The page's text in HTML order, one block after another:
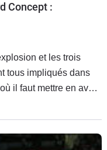
Concept :
et les trois
tous impliqués dans
il faut mettre en avant